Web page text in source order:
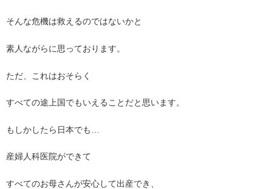
そんな危機は救えるのではないかと
素人ながらに思っております。
ただ、これはおそらく
すべての途上国でもいえることだと思います。
もしかしたら日本でも…
産婦人科医院ができて
すべてのお母さんが安心して出産でき、